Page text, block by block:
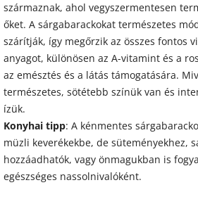
származnak, ahol vegyszermentesen
őket. A sárgabarackokat természetes
szárítják, így megőrzik az összes fontos
anyagot, különösen az A-vitamint és a
az emésztés és a látás támogatására.
természetes, sötétebb színük van és
ízük.
Konyhai tipp: A kénmentes
müzli keverékekbe, de süteményekhez,
hozzáadhatók, vagy önmagukban is
egészséges nassolnivalóként.